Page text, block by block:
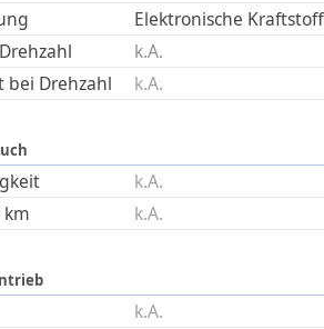
Elektronische
k.A.
bei Drehzahl
k.A.
k.A.
km
k.A.
k.A.